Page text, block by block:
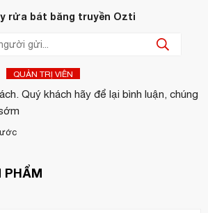
rửa bát băng truyền Ozti
QUẢN TRỊ VIÊN
Quý khách hãy để lại bình luận, chúng
PHẨM